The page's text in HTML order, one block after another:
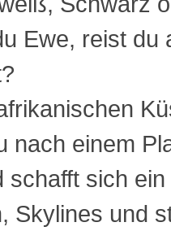
Ewe, reist du
nach einem
schafft sich
Skylines und